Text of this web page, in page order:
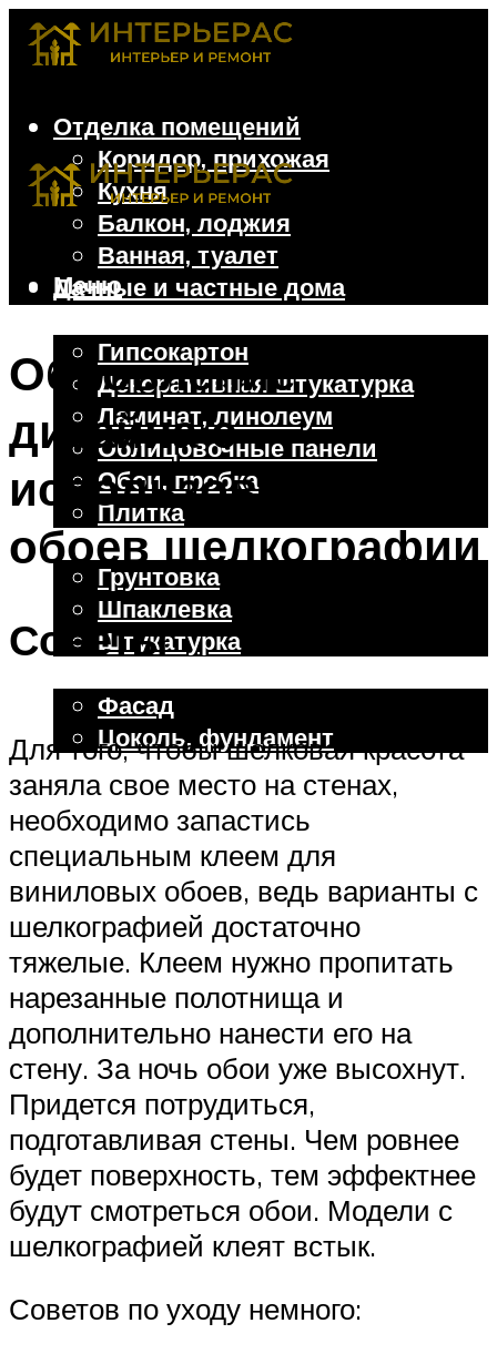
Отделка помещений
Коридор, прихожая
Кухня
Балкон, лоджия
Ванная, туалет
Дачные и частные дома
Гипсокартон
Декоративная штукатурка
Ламинат, линолеум
Облицовочные панели
Обои, пробка
Плитка
Отделочные работы
Грунтовка
Шпаклевка
Штукатурка
Фасад
Цоколь, фундамент
Меню
Меню
Обновление
дизайна с
использованием
обоев шелкографии
Советы
Для того, чтобы шелковая красота
заняла свое место на стенах,
необходимо запастись
специальным клеем для
виниловых обоев, ведь варианты с
шелкографией достаточно
тяжелые. Клеем нужно пропитать
нарезанные полотнища и
дополнительно нанести его на
стену. За ночь обои уже высохнут.
Придется потрудиться,
подготавливая стены. Чем ровнее
будет поверхность, тем эффектнее
будут смотреться обои. Модели с
шелкографией клеят встык.
Советов по уходу немного: